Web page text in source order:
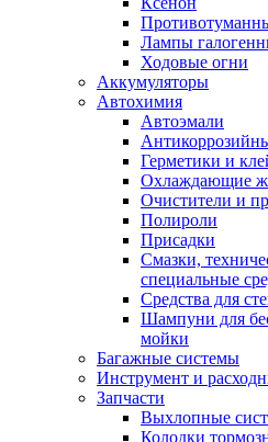
Лампы
Ходовые огни
Аккумуляторы
Автохимия
Автоэмали
Герметики и
Охлаждающие
Очистители и
Полироли
Присадки
Смазки,
специальные
Средства для
Шампуни для
мойки
Багажные системы
Инструмент и
Запчасти
Выхлопные
Колодки